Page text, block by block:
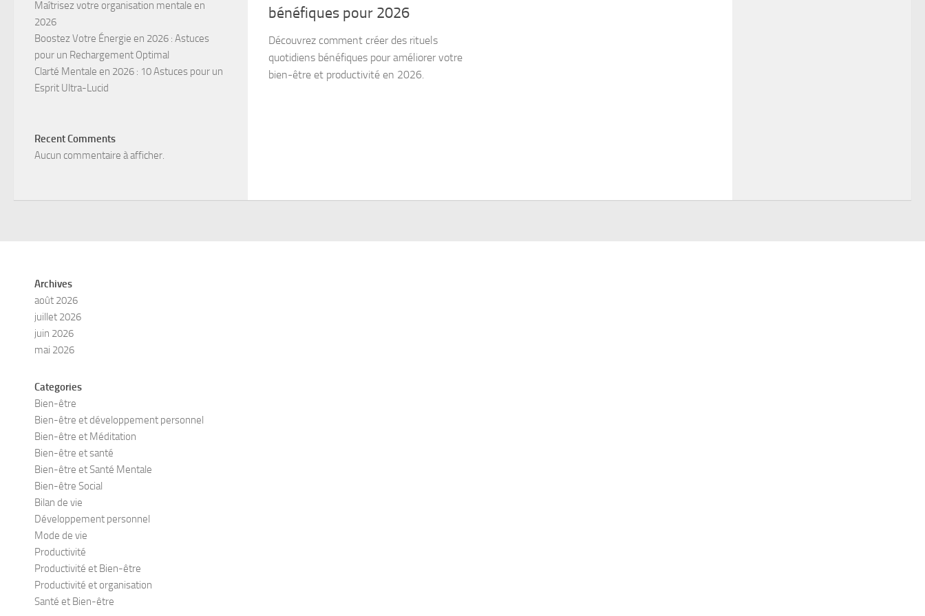
bénéfiques pour 2026
Découvrez comment créer des rituels
quotidiens bénéfiques pour améliorer votre
bien-être et productivité en 2026.
Maîtrisez votre organisation mentale en
2026
Boostez Votre Énergie en 2026 : Astuces
pour un Rechargement Optimal
Clarté Mentale en 2026 : 10 Astuces pour un
Esprit Ultra-Lucid
Recent Comments
Aucun commentaire à afficher.
Archives
août 2026
juillet 2026
juin 2026
mai 2026
Categories
Bien-être
Bien-être et développement personnel
Bien-être et Méditation
Bien-être et santé
Bien-être et Santé Mentale
Bien-être Social
Bilan de vie
Développement personnel
Mode de vie
Productivité
Productivité et Bien-être
Productivité et organisation
Santé et Bien-être